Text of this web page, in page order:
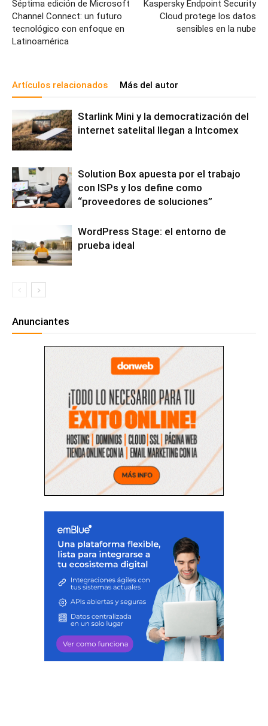
Séptima edición de Microsoft
Channel Connect: un futuro
tecnológico con enfoque en
Latinoamérica
Kaspersky Endpoint Security
Cloud protege los datos
sensibles en la nube
Artículos relacionados Más del autor
Starlink Mini y la democratización del
internet satelital llegan a Intcomex
Solution Box apuesta por el trabajo
con ISPs y los define como
“proveedores de soluciones”
WordPress Stage: el entorno de
prueba ideal
Anunciantes